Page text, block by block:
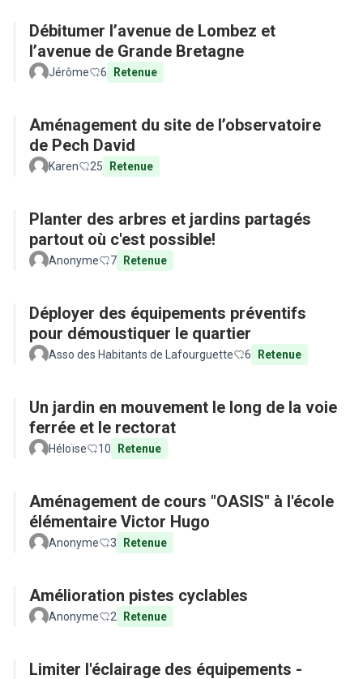
Débitumer l’avenue de Lombez et
l’avenue de Grande Bretagne
Jérôme 6 Retenue
Aménagement du site de l’observatoire
de Pech David
Karen 25 Retenue
Planter des arbres et jardins partagés
partout où c'est possible!
Anonyme 7 Retenue
Déployer des équipements préventifs
pour démoustiquer le quartier
Asso des Habitants de Lafourguette 6 Retenue
Un jardin en mouvement le long de la voie
ferrée et le rectorat
Héloïse 10 Retenue
Aménagement de cours "OASIS" à l'école
élémentaire Victor Hugo
Anonyme 3 Retenue
Amélioration pistes cyclables
Anonyme 2 Retenue
Limiter l'éclairage des équipements -